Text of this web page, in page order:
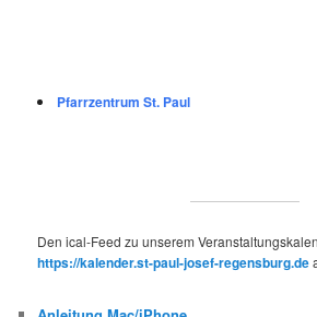
Pfarrzentrum St. Paul
Den ical-Feed zu unserem
https://kalender.st-paul-josef-regensburg.de